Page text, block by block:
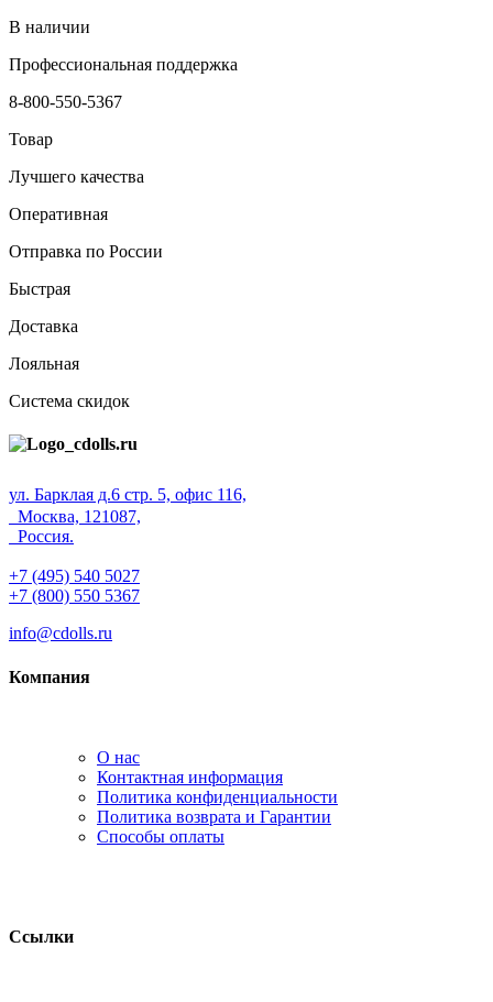
В наличии
Профессиональная поддержка
8-800-550-5367
Товар
Лучшего качества
Оперативная
Отправка по России
Быстрая
Доставка
Лояльная
Система скидок
ул. Барклая д.6 стр. 5, офис 116,
Москва, 121087,
Россия.
+7 (495) 540 5027
+7 (800) 550 5367
info@cdolls.ru
Компания
О нас
Контактная информация
Политика конфиденциальности
Политика возврата и Гарантии
Способы оплаты
Ссылки